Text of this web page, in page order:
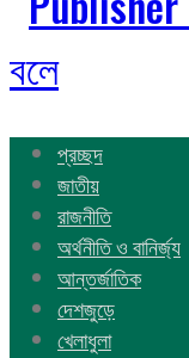
বলে
প্রচ্ছদ
জাতীয়
রাজনীতি
অর্থনীতি ও বানির্জ্য
আন্তর্জাতিক
দেশজুড়ে
খেলাধুলা